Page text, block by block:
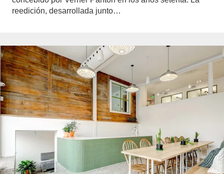
reedición, desarrollada junto…